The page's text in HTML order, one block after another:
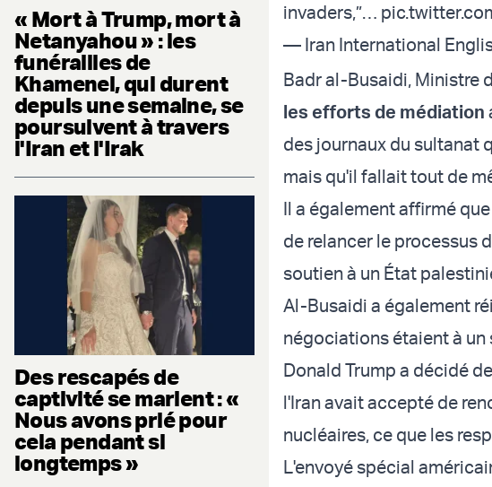
« Mort à Trump, mort à
Netanyahou » : les
funérailles de
Khamenei, qui durent
depuis une semaine, se
poursuivent à travers
l'Iran et l'Irak
Des rescapés de
captivité se marient : «
Nous avons prié pour
cela pendant si
longtemps »
invaders,”…
— Iran International
Badr al-Busaidi, Ministre
les efforts de médiation
des journaux du sultanat
mais qu'il fallait tout de
Il a également affirmé
de relancer le processus
soutien à un État
Al-Busaidi a également
négociations étaient à
Donald Trump a décidé
l'Iran avait accepté de
nucléaires, ce que les
L'envoyé spécial